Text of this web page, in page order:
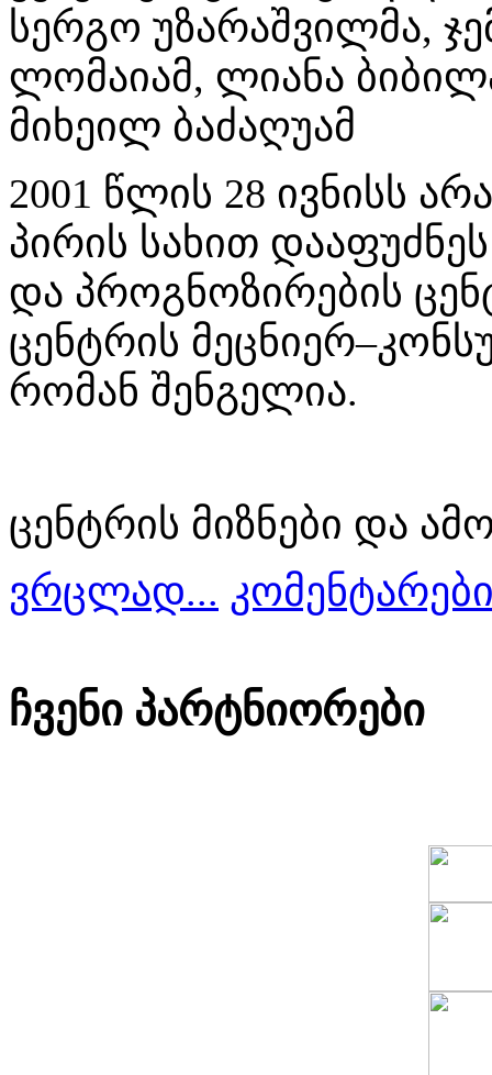
სერგო უზარაშვილმა,
ლომაიამ, ლიანა
მიხეილ ბაძაღუამ
2001 წლის 28 ივნისს
პირის სახით
და პროგნოზირების
ცენტრის
რომან შენგელია.
ცენტრის მიზნები და
ვრცლად...
ჩვენი პარტნიორები